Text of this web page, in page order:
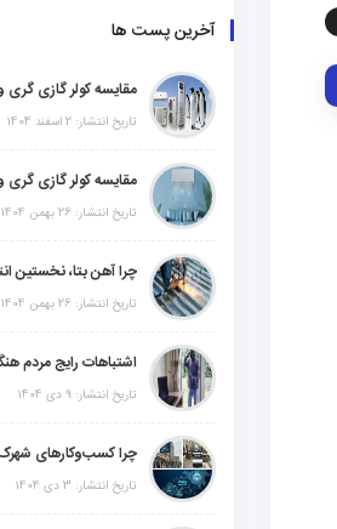
آخرین پست ها
تاریخ انتشار: 2 اسفند 1404
تاریخ انتشار: 26 بهمن 1404
تاریخ انتشار: 26 بهمن 1404
تاریخ انتشار: 9 دی 1404
تاریخ انتشار: 3 دی 1404